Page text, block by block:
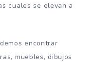
cuales se elevan a
encontrar
muebles, dibujos